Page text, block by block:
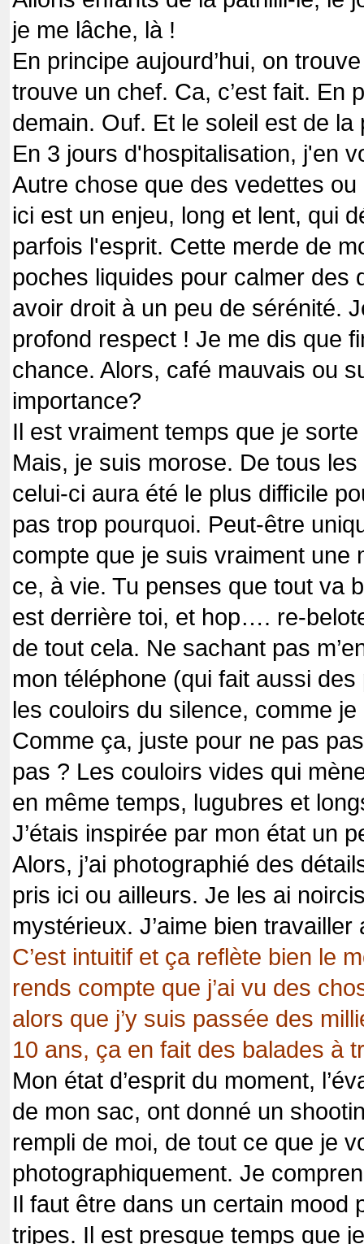
je me lâche, là !
En principe aujourd’hui, on
trouve un chef. Ca, c’est fait. En
demain. Ouf. Et le soleil est de la
En 3 jours d'hospitalisation, j'en
Autre chose que des vedettes
ici est un enjeu, long et lent, qui
parfois l'esprit. Cette merde de
poches liquides pour calmer des
avoir droit à un peu de sérénité.
profond respect ! Je me dis que
chance. Alors, café mauvais ou
importance?
Il est vraiment temps que je
Mais, je suis morose. De tous les
celui-ci aura été le plus difficile
pas trop pourquoi. Peut-être
compte que je suis vraiment une
ce, à vie. Tu penses que tout va
est derrière toi, et hop…. re-
de tout cela. Ne sachant pas
mon téléphone (qui fait aussi des
les couloirs du silence, comme
Comme ça, juste pour ne pas
pas ? Les couloirs vides qui
en même temps, lugubres et
J’étais inspirée par mon état un
Alors, j’ai photographié des
pris ici ou ailleurs. Je les ai
mystérieux. J’aime bien
C’est intuitif et ça reflète bien le
rends compte que j’ai vu des
alors que j’y suis passée des
10 ans, ça en fait des balades à
Mon état d’esprit du moment,
de mon sac, ont donné un
rempli de moi, de tout ce que je
photographiquement. Je
Il faut être dans un certain mood
tripes. Il est presque temps que